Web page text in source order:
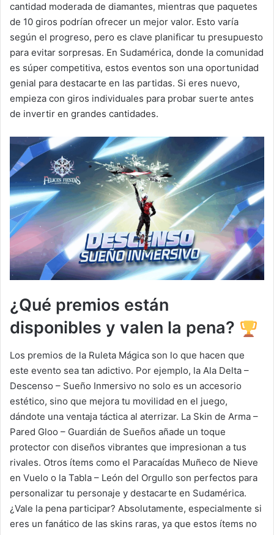
cantidad moderada de diamantes, mientras que paquetes
de 10 giros podrían ofrecer un mejor valor. Esto varía
según el progreso, pero es clave planificar tu presupuesto
para evitar sorpresas. En Sudamérica, donde la comunidad
es súper competitiva, estos eventos son una oportunidad
genial para destacarte en las partidas. Si eres nuevo,
empieza con giros individuales para probar suerte antes
de invertir en grandes cantidades.
¿Qué premios están
disponibles y valen la pena?
Los premios de la Ruleta Mágica son lo que hacen que
este evento sea tan adictivo. Por ejemplo, la Ala Delta –
Descenso – Sueño Inmersivo no solo es un accesorio
estético, sino que mejora tu movilidad en el juego,
dándote una ventaja táctica al aterrizar. La Skin de Arma –
Pared Gloo – Guardián de Sueños añade un toque
protector con diseños vibrantes que impresionan a tus
rivales. Otros ítems como el Paracaídas Muñeco de Nieve
en Vuelo o la Tabla – León del Orgullo son perfectos para
personalizar tu personaje y destacarte en Sudamérica.
¿Vale la pena participar? Absolutamente, especialmente si
eres un fanático de las skins raras, ya que estos ítems no